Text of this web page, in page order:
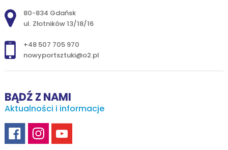
Adres pocztowy:
80-834 Gdańsk
ul. Złotników 13/18/16
+48 507 705 970
nowyportsztuki@o2.pl
BĄDŹ Z NAMI
Aktualności i informacje